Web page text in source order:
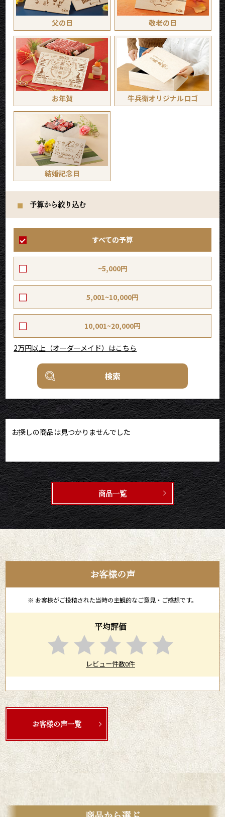
父の日 敬老の日
お年賀 牛兵衛オリジナルロゴ
結婚記念日
予算から絞り込む
すべての予算
~5,000円
5,001~10,000円
10,001~20,000円
2万円以上（オーダーメイド）はこちら
検索
お探しの商品は見つかりませんでした
商品一覧
お客様の声
※ お客様がご投稿された当時の主観的なご意見・ご感想です。
平均評価
レビュー件数0件
お客様の声一覧